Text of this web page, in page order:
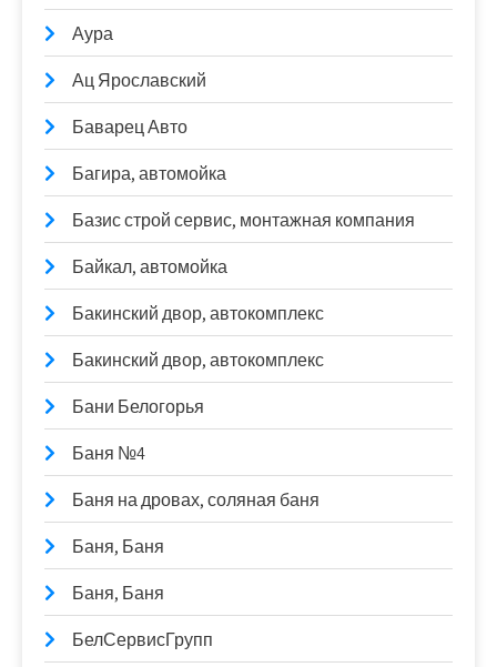
Аура
Ац Ярославский
Баварец Авто
Багира, автомойка
Базис строй сервис, монтажная компания
Байкал, автомойка
Бакинский двор, автокомплекс
Бакинский двор, автокомплекс
Бани Белогорья
Баня №4
Баня на дровах, соляная баня
Баня, Баня
Баня, Баня
БелСервисГрупп